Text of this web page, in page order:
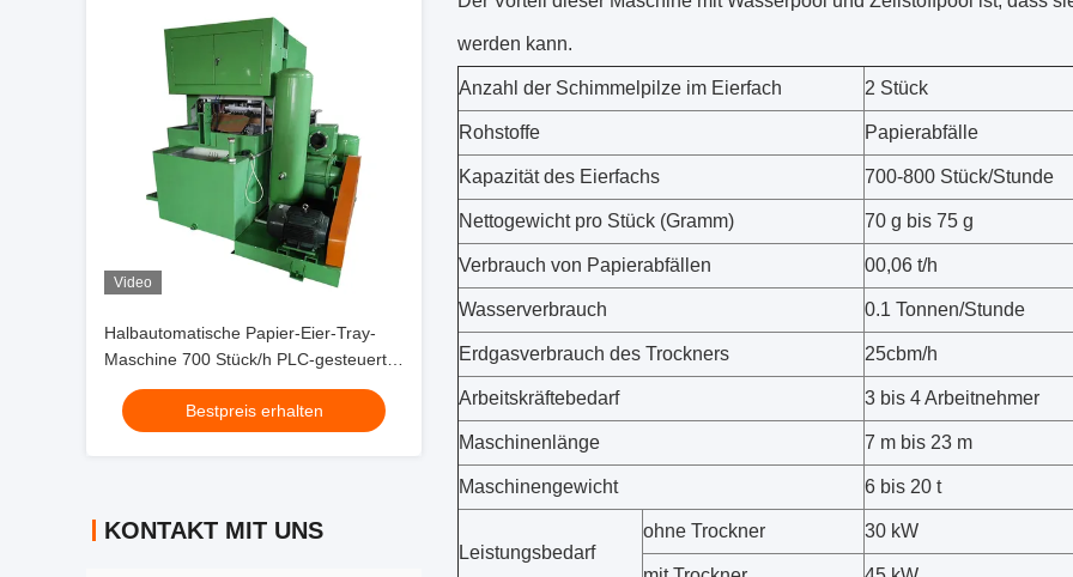
Video
Halbautomatische Papier-Eier-Tray-
Maschine 700 Stück/h PLC-gesteuerte,
wechselseitig formende Eierkarton-
ProduktionslinieBestpreis erhalten
KONTAKT MIT UNS
werden kann.
Anzahl der Schimmelpilze im Eierfach 2 Stück
Rohstoffe Papierabfälle
Kapazität des Eierfachs 700-800 Stück/Stunde
Nettogewicht pro Stück (Gramm) 70 g bis 75 g
Verbrauch von Papierabfällen 00,06 t/h
Wasserverbrauch 0.1 Tonnen/Stunde
Erdgasverbrauch des Trockners 25cbm/h
Arbeitskräftebedarf 3 bis 4 Arbeitnehmer
Maschinenlänge 7 m bis 23 m
Maschinengewicht 6 bis 20 t
Leistungsbedarf
ohne Trockner 30 kW